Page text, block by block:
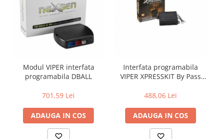
Modul VIPER interfata
programabila DBALL
701,59 Lei
ADAUGA IN COS
Interfata programabila
VIPER XPRESSKIT By Pass
488,06 Lei
ADAUGA IN COS